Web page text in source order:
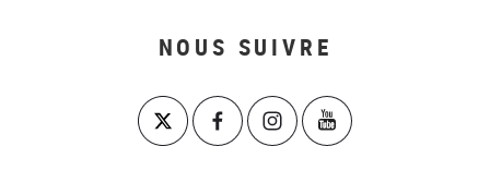
NOUS SUIVRE